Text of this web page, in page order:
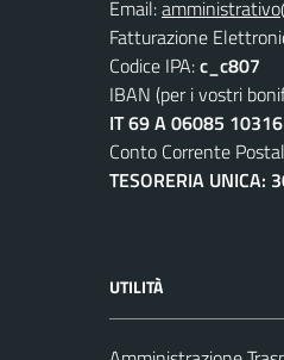
Email:
Fatturazione
Codice IPA:c_c807
IBAN (per i vostri
IT 69 A 06085
Conto Corrente
TESORERIA
UTILITÀ